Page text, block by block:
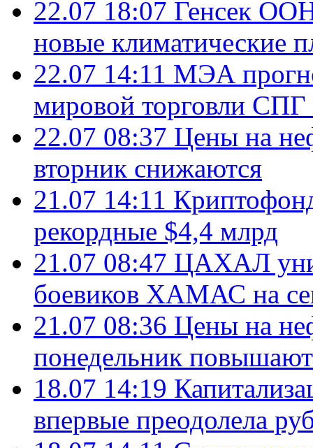
22.07 18:07 Генсек ООН
новые климатические
22.07 14:11 МЭА
мировой торговли СПГ
22.07 08:37 Цены на
вторник снижаются
21.07 14:11
рекордные $4,4 млрд
21.07 08:47 ЦАХАЛ
боевиков ХАМАС на
21.07 08:36 Цены на
понедельник
18.07 14:19
впервые преодолела